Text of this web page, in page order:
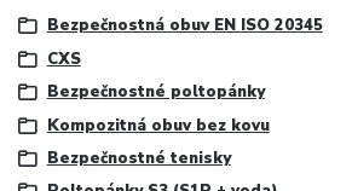
Bezpečnostná obuv EN ISO 20345
CXS
Bezpečnostné poltopánky
Kompozitná obuv bez kovu
Bezpečnostné tenisky